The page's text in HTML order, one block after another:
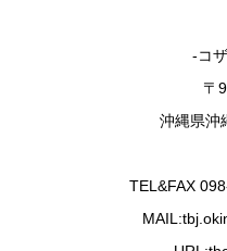
-コ
〒
沖縄県沖
TEL&FAX